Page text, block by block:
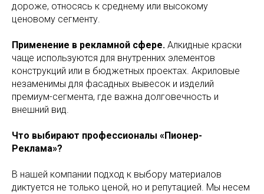
дороже, относясь к среднему или высокому
ценовому сегменту.
Применение в рекламной сфере. Алкидные краски
чаще используются для внутренних элементов
конструкций или в бюджетных проектах. Акриловые
незаменимы для фасадных вывесок и изделий
премиум-сегмента, где важна долговечность и
внешний вид.
Что выбирают профессионалы «Пионер-
Реклама»?
В нашей компании подход к выбору материалов
диктуется не только ценой, но и репутацией. Мы несем